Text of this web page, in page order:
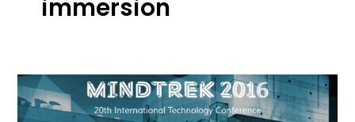
immersion
Mindtrek
valtaa